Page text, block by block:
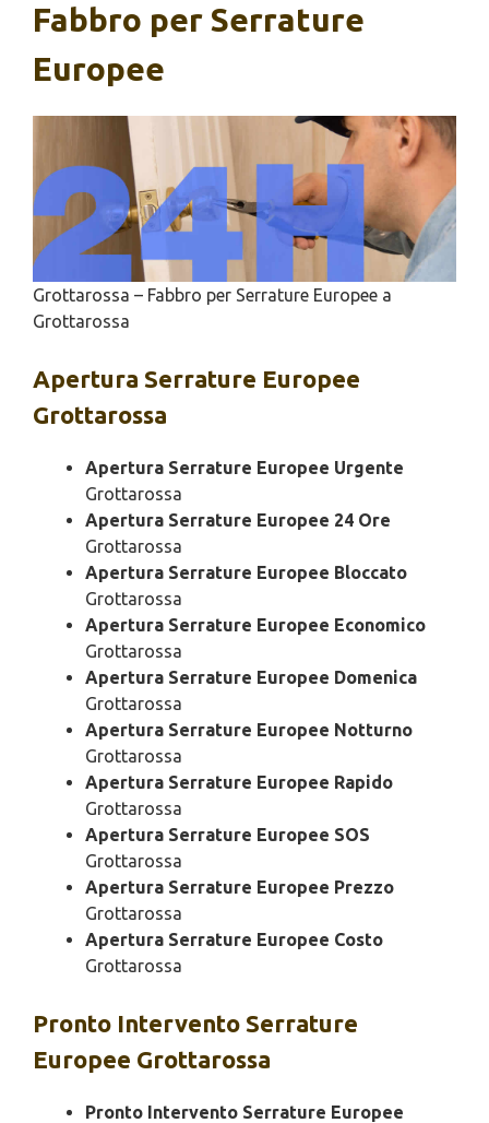
Fabbro per Serrature
Europee
Grottarossa – Fabbro per Serrature Europee a
Grottarossa
Apertura Serrature Europee
Grottarossa
Apertura Serrature Europee Urgente
Grottarossa
Apertura Serrature Europee 24 Ore
Grottarossa
Apertura Serrature Europee Bloccato
Grottarossa
Apertura Serrature Europee Economico
Grottarossa
Apertura Serrature Europee Domenica
Grottarossa
Apertura Serrature Europee Notturno
Grottarossa
Apertura Serrature Europee Rapido
Grottarossa
Apertura Serrature Europee SOS
Grottarossa
Apertura Serrature Europee Prezzo
Grottarossa
Apertura Serrature Europee Costo
Grottarossa
Pronto Intervento Serrature
Europee Grottarossa
Pronto Intervento Serrature Europee